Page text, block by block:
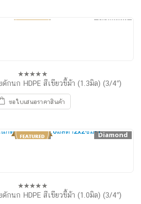
Diamond
Knotted
0
of
5
กนก HDPE สีเขียวขี้ม้า (1.3มิล) (3/4″)
ขอใบเสนอราคาสินค้า
Diamond
Knotted
0
กนก HDPE สีเขียวขี้ม้า (1.0มิล) (3/4″)